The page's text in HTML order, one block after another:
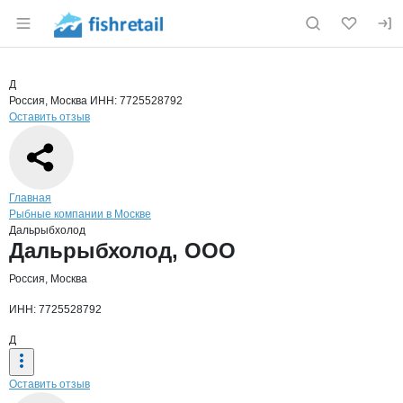
Раздел навигации по сайту fishretail.ru
Страница компании
Страница компании
Краткая информация о компании
Д
Россия, Москва ИНН: 7725528792
Оставить отзыв
Навигация по сайту
Главная
Рыбные компании в Москве
Дальрыбхолод
Основная информация о компании
Дальрыбхолод, ООО
Россия, Москва
ИНН: 7725528792
Д
Оставить отзыв